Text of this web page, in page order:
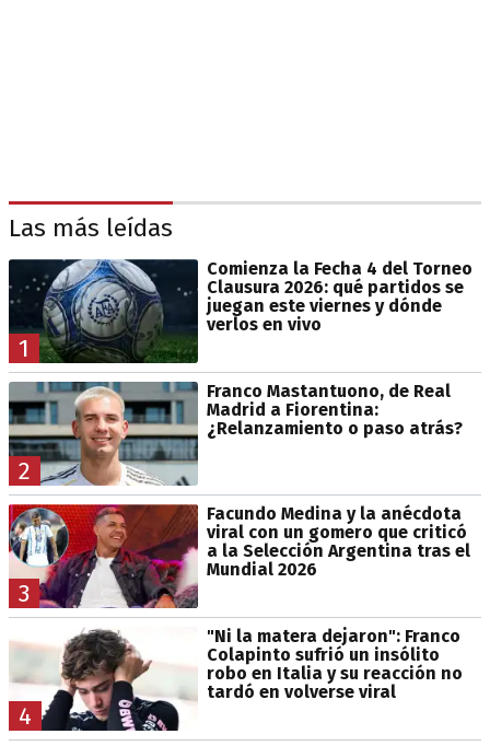
Las más leídas
1
Comienza la Fecha 4 del Torneo
Clausura 2026: qué partidos se
juegan este viernes y dónde
verlos en vivo
2
Franco Mastantuono, de Real
Madrid a Fiorentina:
¿Relanzamiento o paso atrás?
3
Facundo Medina y la anécdota
viral con un gomero que criticó
a la Selección Argentina tras el
Mundial 2026
4
"Ni la matera dejaron": Franco
Colapinto sufrió un insólito
robo en Italia y su reacción no
tardó en volverse viral